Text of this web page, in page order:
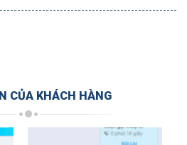
CỦA KHÁCH HÀNG